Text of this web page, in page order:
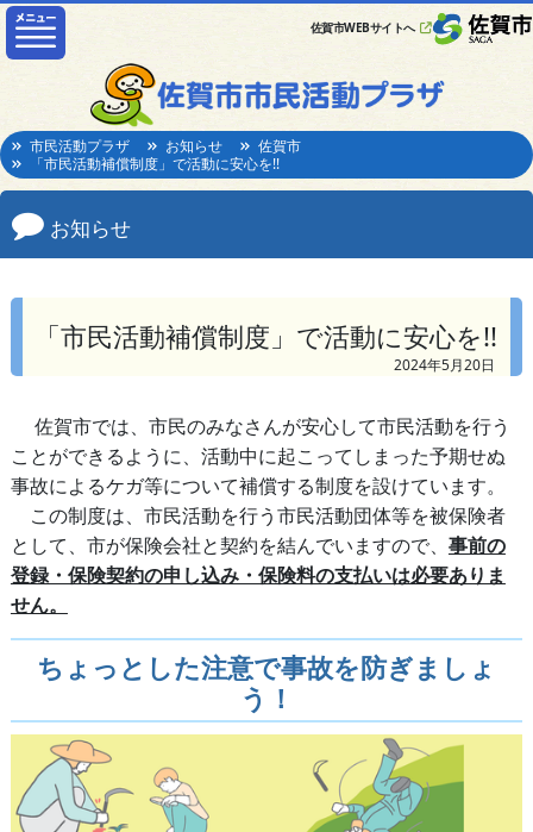
佐賀市WEBサイトへ
市民活動プラザ お知らせ
佐賀市
「市民活動補償制度」で活動に安心を!!
お知らせ
「市民活動補償制度」で活動に安心を!!
2024年5月20日
佐賀市では、市民のみなさんが安心して市民活動を行う
ことができるように、活動中に起こってしまった予期せぬ
事故によるケガ等について補償する制度を設けています。
この制度は、市民活動を行う市民活動団体等を被保険者
として、市が保険会社と契約を結んでいますので、 事前の
登録・保険契約の申し込み・保険料の支払いは必要ありま
せん。
ちょっとした注意で事故を防ぎましょ
う！